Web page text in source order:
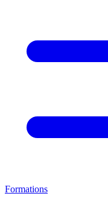
Formations